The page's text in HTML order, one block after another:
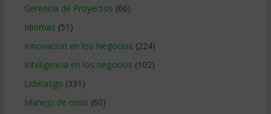
Gerencia de Proyectos (66)
Idiomas (51)
Innovacion en los Negocios (224)
Inteligencia en los negocios (102)
Liderazgo (331)
Manejo de crisis (60)